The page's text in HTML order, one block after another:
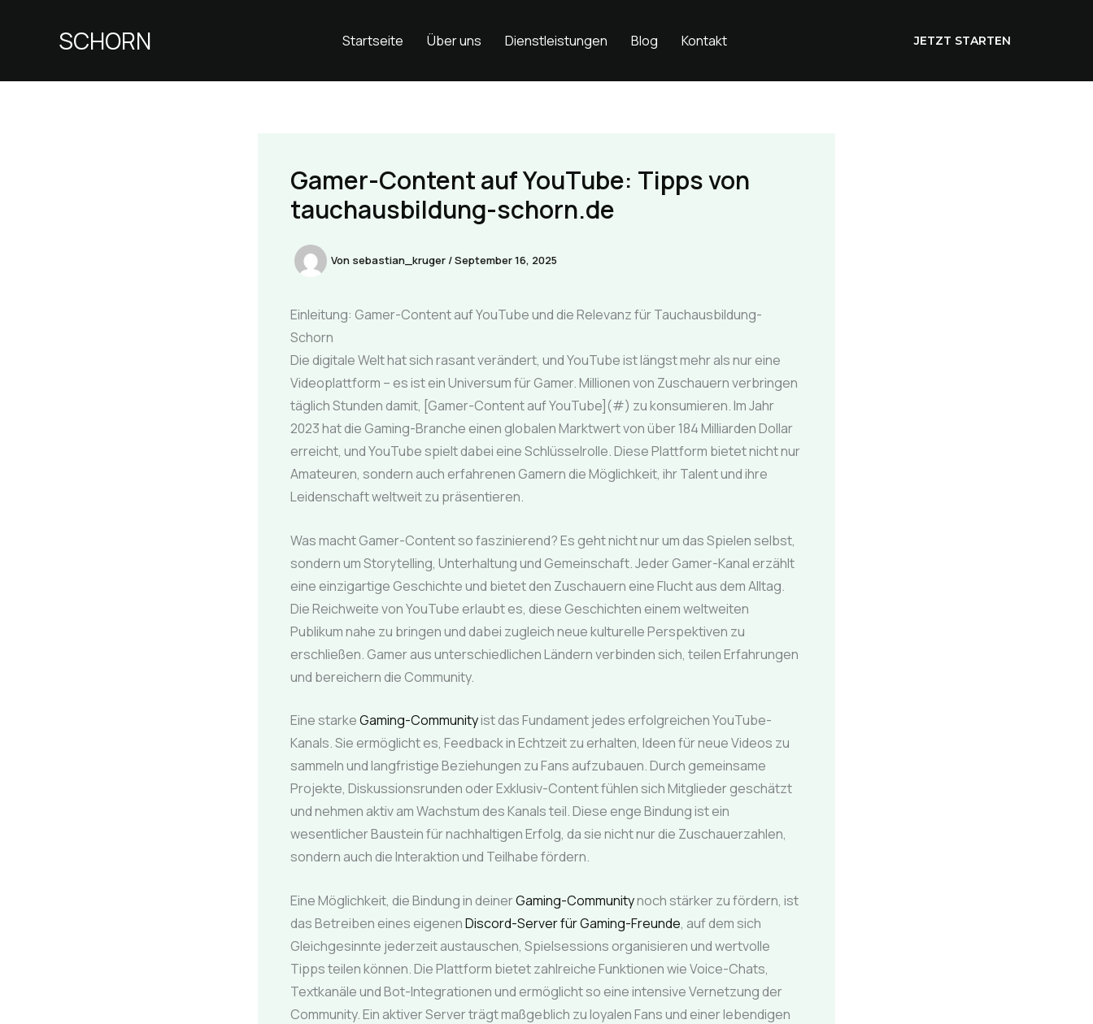
SCHORN Startseite Über uns Dienstleistungen Blog Kontakt JETZT STARTEN
Gamer-Content auf YouTube: Tipps von
tauchausbildung-schorn.de
Von sebastian_kruger /September 16, 2025
Einleitung: Gamer-Content auf YouTube und die Relevanz für Tauchausbildung-
Schorn
Die digitale Welt hat sich rasant verändert, und YouTube ist längst mehr als nur eine
Videoplattform – es ist ein Universum für Gamer. Millionen von Zuschauern verbringen
täglich Stunden damit, [Gamer-Content auf YouTube](#) zu konsumieren. Im Jahr
2023 hat die Gaming-Branche einen globalen Marktwert von über 184 Milliarden Dollar
erreicht, und YouTube spielt dabei eine Schlüsselrolle. Diese Plattform bietet nicht nur
Amateuren, sondern auch erfahrenen Gamern die Möglichkeit, ihr Talent und ihre
Leidenschaft weltweit zu präsentieren.
Was macht Gamer-Content so faszinierend? Es geht nicht nur um das Spielen selbst,
sondern um Storytelling, Unterhaltung und Gemeinschaft. Jeder Gamer-Kanal erzählt
eine einzigartige Geschichte und bietet den Zuschauern eine Flucht aus dem Alltag.
Die Reichweite von YouTube erlaubt es, diese Geschichten einem weltweiten
Publikum nahe zu bringen und dabei zugleich neue kulturelle Perspektiven zu
erschließen. Gamer aus unterschiedlichen Ländern verbinden sich, teilen Erfahrungen
und bereichern die Community.
Eine starkeGaming-Communityist das Fundament jedes erfolgreichen YouTube-
Kanals. Sie ermöglicht es, Feedback in Echtzeit zu erhalten, Ideen für neue Videos zu
sammeln und langfristige Beziehungen zu Fans aufzubauen. Durch gemeinsame
Projekte, Diskussionsrunden oder Exklusiv-Content fühlen sich Mitglieder geschätzt
und nehmen aktiv am Wachstum des Kanals teil. Diese enge Bindung ist ein
wesentlicher Baustein für nachhaltigen Erfolg, da sie nicht nur die Zuschauerzahlen,
sondern auch die Interaktion und Teilhabe fördern.
Eine Möglichkeit, die Bindung in deinerGaming-Communitynoch stärker zu fördern, ist
das Betreiben eines eigenenDiscord-Server für Gaming-Freunde, auf dem sich
Gleichgesinnte jederzeit austauschen, Spielsessions organisieren und wertvolle
Tipps teilen können. Die Plattform bietet zahlreiche Funktionen wie Voice-Chats,
Textkanäle und Bot-Integrationen und ermöglicht so eine intensive Vernetzung der
Community. Ein aktiver Server trägt maßgeblich zu loyalen Fans und einer lebendigen